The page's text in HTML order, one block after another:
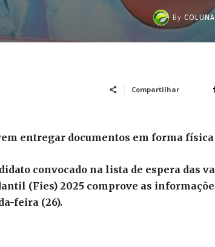
By
Compartilhar
entregar documentos em forma
convocado na lista de espera das
(Fies) 2025 comprove as
feira (26).